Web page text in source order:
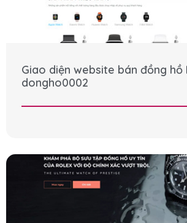
Giao diện website bán đồng
dongho0002